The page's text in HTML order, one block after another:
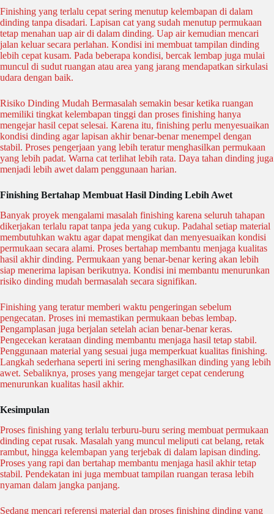
Finishing yang terlalu cepat sering menutup kelembapan di dalam
dinding tanpa disadari. Lapisan cat yang sudah menutup permukaan
tetap menahan uap air di dalam dinding. Uap air kemudian mencari
jalan keluar secara perlahan. Kondisi ini membuat tampilan dinding
lebih cepat kusam. Pada beberapa kondisi, bercak lembap juga mulai
muncul di sudut ruangan atau area yang jarang mendapatkan sirkulasi
udara dengan baik.
Risiko Dinding Mudah Bermasalah semakin besar ketika ruangan
memiliki tingkat kelembapan tinggi dan proses finishing hanya
mengejar hasil cepat selesai. Karena itu, finishing perlu menyesuaikan
kondisi dinding agar lapisan akhir benar-benar menempel dengan
stabil. Proses pengerjaan yang lebih teratur menghasilkan permukaan
yang lebih padat. Warna cat terlihat lebih rata. Daya tahan dinding juga
menjadi lebih awet dalam penggunaan harian.
Finishing Bertahap Membuat Hasil Dinding Lebih Awet
Banyak proyek mengalami masalah finishing karena seluruh tahapan
dikerjakan terlalu rapat tanpa jeda yang cukup. Padahal setiap material
membutuhkan waktu agar dapat mengikat dan menyesuaikan kondisi
permukaan secara alami. Proses bertahap membantu menjaga kualitas
hasil akhir dinding. Permukaan yang benar-benar kering akan lebih
siap menerima lapisan berikutnya. Kondisi ini membantu menurunkan
risiko dinding mudah bermasalah secara signifikan.
Finishing yang teratur memberi waktu pengeringan sebelum
pengecatan. Proses ini memastikan permukaan bebas lembap.
Pengamplasan juga berjalan setelah acian benar-benar keras.
Pengecekan kerataan dinding membantu menjaga hasil tetap stabil.
Penggunaan material yang sesuai juga memperkuat kualitas finishing.
Langkah sederhana seperti ini sering menghasilkan dinding yang lebih
awet. Sebaliknya, proses yang mengejar target cepat cenderung
menurunkan kualitas hasil akhir.
Kesimpulan
Proses finishing yang terlalu terburu-buru sering membuat permukaan
dinding cepat rusak. Masalah yang muncul meliputi cat belang, retak
rambut, hingga kelembapan yang terjebak di dalam lapisan dinding.
Proses yang rapi dan bertahap membantu menjaga hasil akhir tetap
stabil. Pendekatan ini juga membuat tampilan ruangan terasa lebih
nyaman dalam jangka panjang.
Sedang mencari referensi material dan proses finishing dinding yang